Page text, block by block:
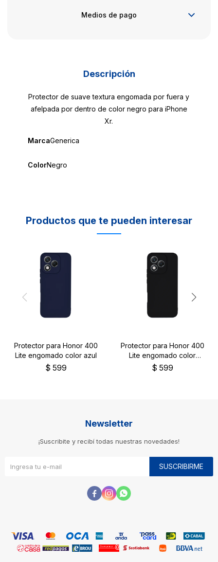
Medios de pago
Descripción
Protector de suave textura engomada por fuera y
afelpada por dentro de color negro para iPhone
Xr.
MarcaGenerica
ColorNegro
Productos que te pueden interesar
Protector para Honor 400
Lite engomado color azul
$ 599
Protector para Honor 400
Lite engomado color
negro
$ 599
Newsletter
¡Suscribite y recibí todas nuestras novedades!
SUSCRIBIRME
  